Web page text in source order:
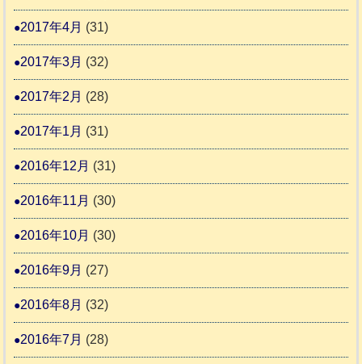
2017年4月 (31)
2017年3月 (32)
2017年2月 (28)
2017年1月 (31)
2016年12月 (31)
2016年11月 (30)
2016年10月 (30)
2016年9月 (27)
2016年8月 (32)
2016年7月 (28)